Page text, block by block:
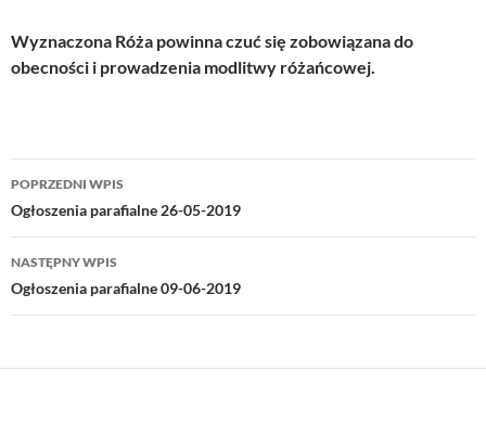
Wyznaczona Róża powinna czuć się zobowiązana do
obecności i prowadzenia modlitwy różańcowej.
Nawigacja
wpisu
POPRZEDNI WPIS
Ogłoszenia parafialne 26-05-2019
NASTĘPNY WPIS
Ogłoszenia parafialne 09-06-2019